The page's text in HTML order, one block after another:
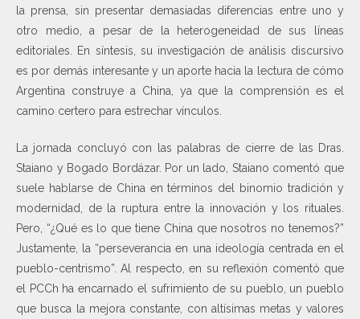
la prensa, sin presentar demasiadas diferencias entre uno y
otro medio, a pesar de la heterogeneidad de sus líneas
editoriales. En síntesis, su investigación de análisis discursivo
es por demás interesante y un aporte hacia la lectura de cómo
Argentina construye a China, ya que la comprensión es el
camino certero para estrechar vínculos.
La jornada concluyó con las palabras de cierre de las Dras.
Staiano y Bogado Bordázar. Por un lado, Staiano comentó que
suele hablarse de China en términos del binomio tradición y
modernidad, de la ruptura entre la innovación y los rituales.
Pero, “¿Qué es lo que tiene China que nosotros no tenemos?”
Justamente, la “perseverancia en una ideología centrada en el
pueblo-centrismo”. Al respecto, en su reflexión comentó que
el PCCh ha encarnado el sufrimiento de su pueblo, un pueblo
que busca la mejora constante, con altísimas metas y valores